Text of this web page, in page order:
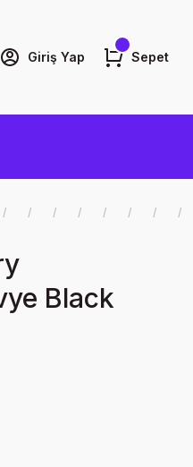
Giriş Yap Sepet
Black